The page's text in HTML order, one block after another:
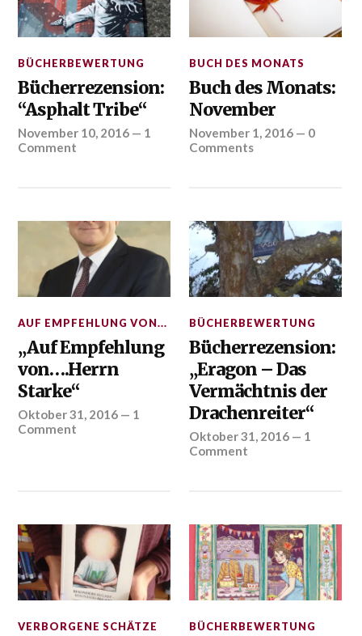
BÜCHERBEWERTUNG
Bücherrezension:
“Asphalt Tribe“
November 10, 2016 — 1
Comment
BUCH DES MONATS
Buch des Monats:
November
November 1, 2016 — 0
Comments
AUF EMPFEHLUNG VON...
„Auf Empfehlung
von….Herrn
Starke“
Oktober 31, 2016 — 1
Comment
BÜCHERBEWERTUNG
Bücherrezension:
„Eragon – Das
Vermächtnis der
Drachenreiter“
Oktober 31, 2016 — 1
Comment
VERBORGENE SCHÄTZE BÜCHERBEWERTUNG